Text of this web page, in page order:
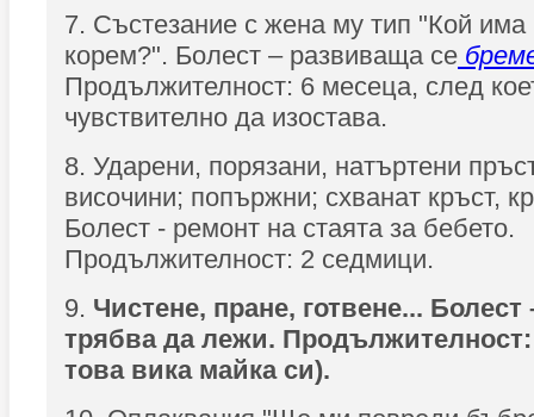
7. Състезание с жена му тип "Кой има
корем?". Болест – развиваща се
Продължителност: 6 месеца, след
чувствително да изостава.
8. Ударени, порязани, натъртени
височини; попържни; схванат кръст,
Болест - ремонт на стаята за бебето.
Продължителност: 2 седмици.
9. Чистене, пране, готвене...
трябва да лежи.
това вика майка си).